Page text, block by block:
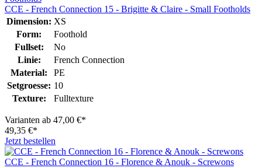
CCE - French Connection 15 - Brigitte & Claire - Small Footholds
Dimension: XS
Form:
Foothold
Fullset:
No
Linie:
French Connection
Material:
PE
Setgroesse: 10
Texture:
Fulltexture
Varianten ab 47,00 €*
49,35 €*
Jetzt bestellen
CCE - French Connection 16 - Florence & Anouk - Screwons